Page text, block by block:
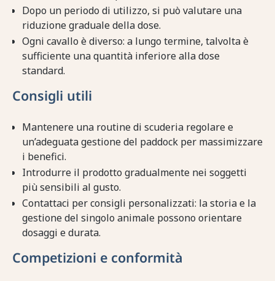
Dopo un periodo di utilizzo, si può valutare una
riduzione graduale della dose.
Ogni cavallo è diverso: a lungo termine, talvolta è
sufficiente una quantità inferiore alla dose
standard.
Consigli utili
Mantenere una routine di scuderia regolare e
un’adeguata gestione del paddock per massimizzare
i benefici.
Introdurre il prodotto gradualmente nei soggetti
più sensibili al gusto.
Contattaci per consigli personalizzati: la storia e la
gestione del singolo animale possono orientare
dosaggi e durata.
Competizioni e conformità